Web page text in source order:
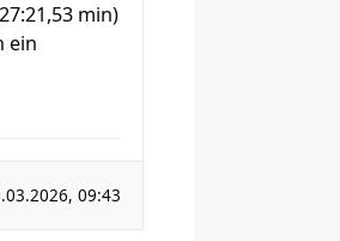
min)
ein
09:43